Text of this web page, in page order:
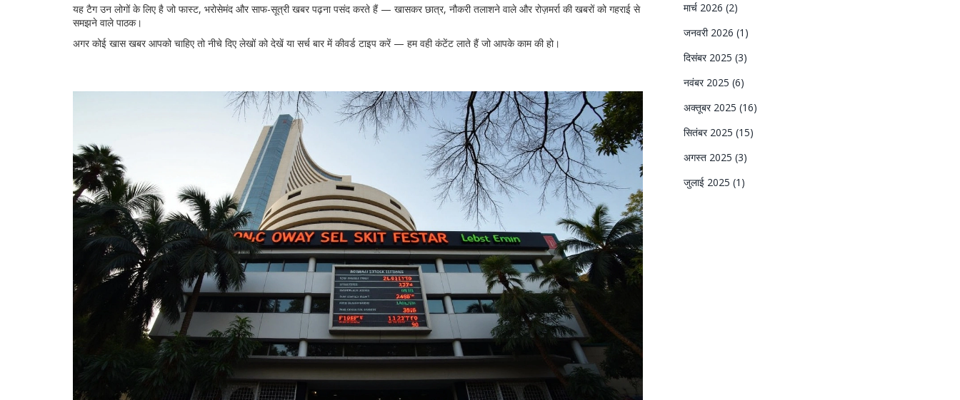
यह टैग उन लोगों के लिए है जो फास्ट, भरोसेमंद और साफ-सूत्री खबर पढ़ना पसंद करते हैं — खासकर छात्र, नौकरी तलाशने वाले और रोज़मर्रा की खबरों को गहराई से
समझने वाले पाठक।
अगर कोई खास खबर आपको चाहिए तो नीचे दिए लेखों को देखें या सर्च बार में कीवर्ड टाइप करें — हम वही कंटेंट लाते हैं जो आपके काम की हो।
मार्च 2026 (2)
जनवरी 2026 (1)
दिसंबर 2025 (3)
नवंबर 2025 (6)
अक्तूबर 2025 (16)
सितंबर 2025 (15)
अगस्त 2025 (3)
जुलाई 2025 (1)